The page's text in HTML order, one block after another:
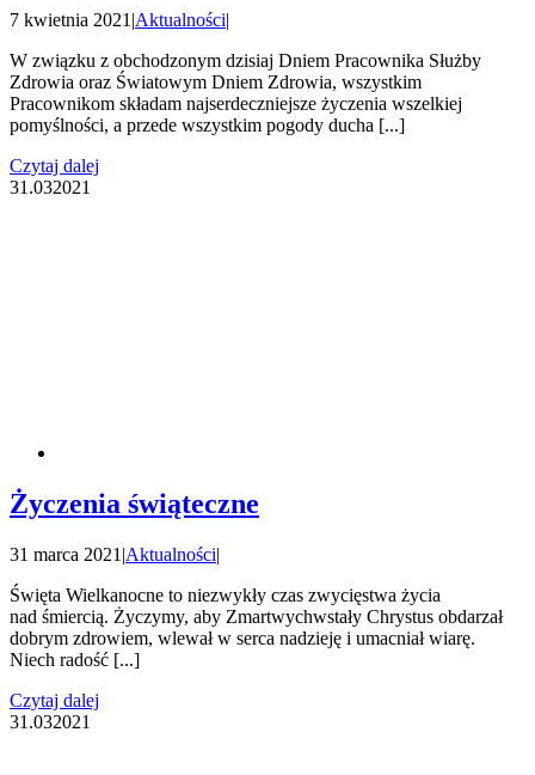
7 kwietnia 2021 |Aktualności|
W związku z obchodzonym dzisiaj Dniem Pracownika Służby
Zdrowia oraz Światowym Dniem Zdrowia, wszystkim
Pracownikom składam najserdeczniejsze życzenia wszelkiej
pomyślności, a przede wszystkim pogody ducha [...]
Czytaj dalej
31.032021
Życzenia świąteczne
31 marca 2021 |Aktualności|
Święta Wielkanocne to niezwykły czas zwycięstwa życia
nad śmiercią. Życzymy, aby Zmartwychwstały Chrystus obdarzał
dobrym zdrowiem, wlewał w serca nadzieję i umacniał wiarę.
Niech radość [...]
Czytaj dalej
31.032021